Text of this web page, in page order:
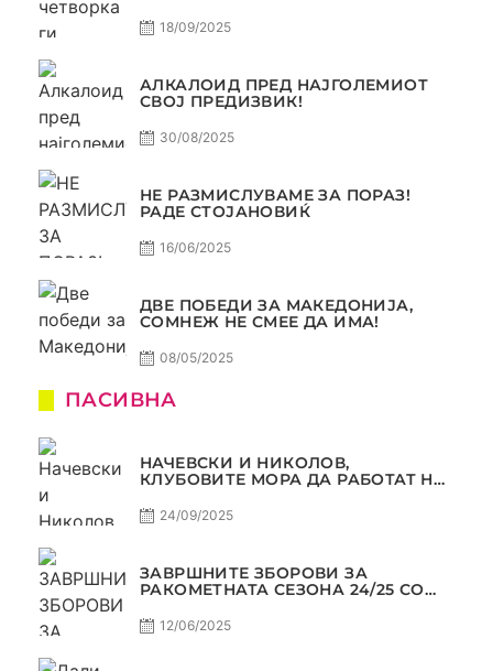
18/09/2025
АЛКАЛОИД ПРЕД НАЈГОЛЕМИОТ
СВОЈ ПРЕДИЗВИК!
30/08/2025
НЕ РАЗМИСЛУВАМЕ ЗА ПОРАЗ!
РАДЕ СТОЈАНОВИЌ
16/06/2025
ДВЕ ПОБЕДИ ЗА МАКЕДОНИЈА,
СОМНЕЖ НЕ СМЕЕ ДА ИМА!
08/05/2025
ПАСИВНА
НАЧЕВСКИ И НИКОЛОВ,
КЛУБОВИТЕ МОРА ДА РАБОТАТ НА
С5Е2 ПАСИВНА
24/09/2025
ЗАВРШНИТЕ ЗБОРОВИ ЗА
РАКОМЕТНАТА СЕЗОНА 24/25 СО
С4Е11
12/06/2025